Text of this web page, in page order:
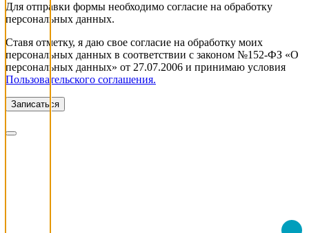
Для отправки формы необходимо согласие на обработку
персональных данных.
Ставя отметку, я даю свое согласие на обработку моих
персональных данных в соответствии с законом №152-ФЗ «О
персональных данных» от 27.07.2006 и принимаю условия
Пользовательского соглашения.
Записаться